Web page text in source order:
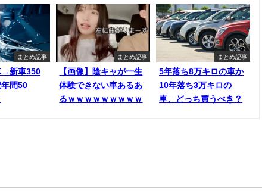
まとめ記事
→新車350
間50
まとめ記事
【画像】陰キャが一生
体験できない車あるあ
るｗｗｗｗｗｗｗｗｗ
まとめ記事
5年落ち8万キロの車か
10年落ち3万キロの
車、どっち買うべき？